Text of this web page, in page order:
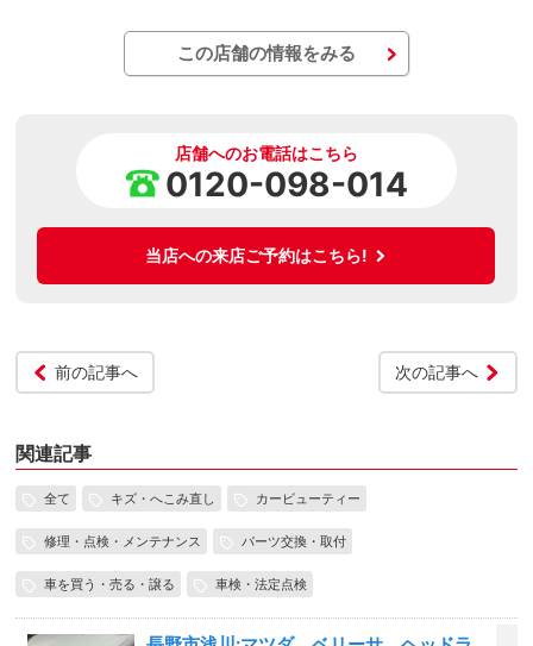
この店舗の情報をみる
店舗へのお電話はこちら
0120-098-014
当店への来店ご予約はこちら!
前の記事へ 次の記事へ
関連記事
全て キズ・へこみ直し カービューティー
修理・点検・メンテナンス パーツ交換・取付
車を買う・売る・譲る 車検・法定点検